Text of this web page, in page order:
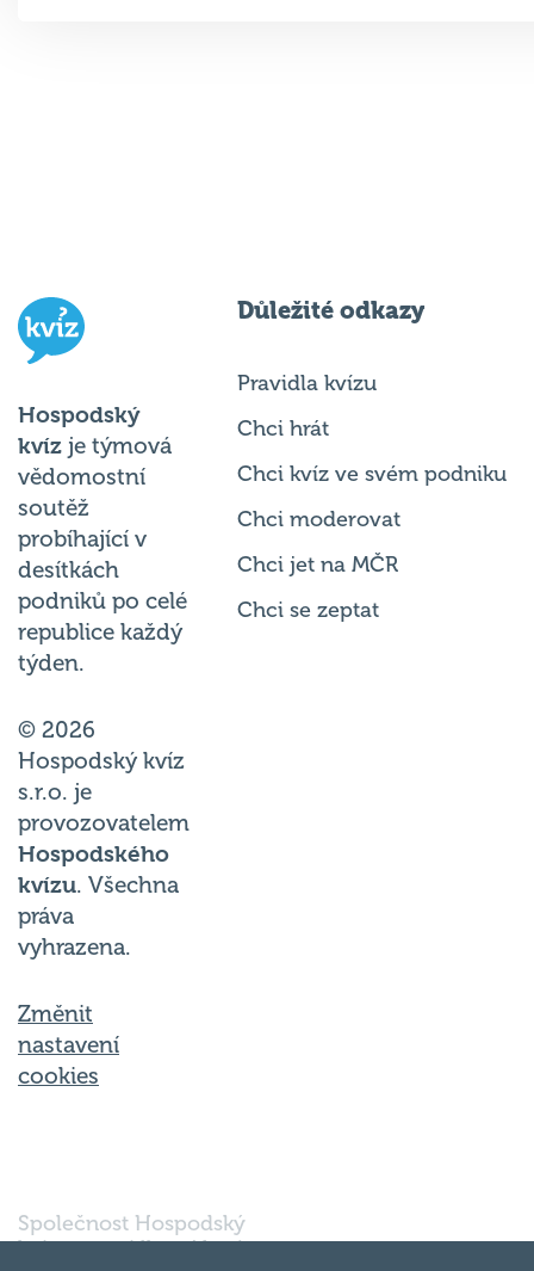
Hospodský
kvíz je týmová
vědomostní
soutěž
probíhající v
desítkách
podniků po celé
republice každý
týden.
© 2026
Hospodský kvíz
s.r.o. je
provozovatelem
Hospodského
kvízu. Všechna
práva
vyhrazena.
Změnit
nastavení
cookies
Důležité odkazy
Pravidla kvízu
Chci hrát
Chci kvíz ve svém podniku
Chci moderovat
Chci jet na MČR
Chci se zeptat
Společnost Hospodský
kvíz s.r.o., sídlem Nové